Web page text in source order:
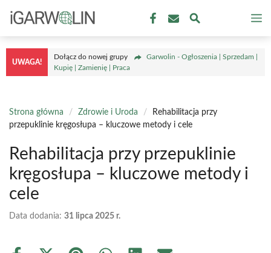
treści
UWAGA!
Dołącz do nowej grupy
Garwolin - Ogłoszenia | Sprzedam |
Kupię | Zamienię | Praca
Strona główna / Zdrowie i Uroda /
Rehabilitacja przy
przepuklinie kręgosłupa – kluczowe metody i cele
Rehabilitacja przy przepuklinie
kręgosłupa – kluczowe metody i
cele
Data dodania: 31 lipca 2025 r.